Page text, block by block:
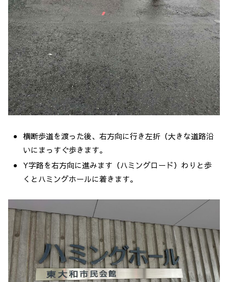
横断歩道を渡った後、右方向に行き左折（大きな道路沿
いにまっすぐ歩きます。
Y字路を右方向に進みます（ハミングロード）わりと歩
くとハミングホールに着きます。